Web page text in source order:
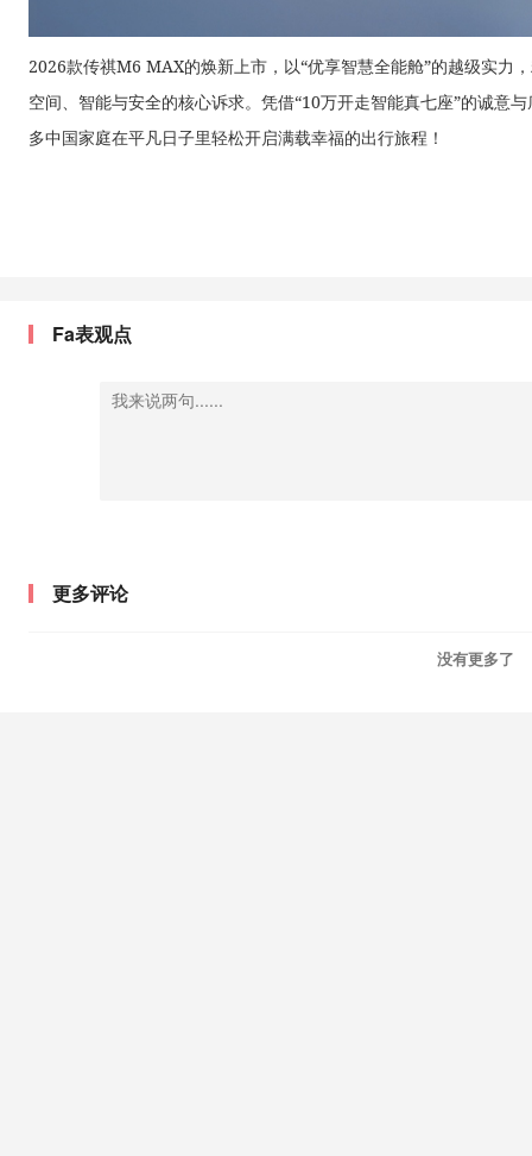
2026款传祺M6 MAX的焕新上市，以“优享智慧全能舱”的越级实力
空间、智能与安全的核心诉求。凭借“10万开走智能真七座”的诚意
多中国家庭在平凡日子里轻松开启满载幸福的出行旅程！
Fa表观点
更多评论
没有更多了